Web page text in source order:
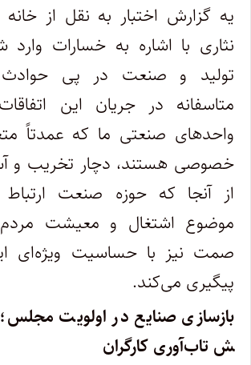
یه گزارش اختبار به نقل از
نثاری با اشاره به خسارات
تولید و صنعت در پی
متاسفانه در جریان این
واحدهای صنعتی ما که عمدتاً
خصوصی هستند، دچار تخریب و
از آنجا که حوزه صنعت
موضوع اشتغال و معیشت مردم
صمت نیز با حساسیت ویژه‌ای
پیگیری می‌کند.
بازسازی صنایع در اولویت مجلس؛
ش تاب‌آوری کارگران